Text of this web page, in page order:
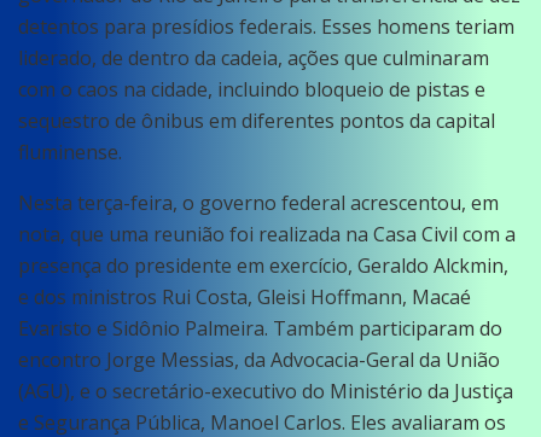
detentos para presídios federais. Esses homens teriam
liderado, de dentro da cadeia, ações que culminaram
com o caos na cidade, incluindo bloqueio de pistas e
sequestro de ônibus em diferentes pontos da capital
fluminense.
Nesta terça-feira, o governo federal acrescentou, em
nota, que uma reunião foi realizada na Casa Civil com a
presença do presidente em exercício, Geraldo Alckmin,
e dos ministros Rui Costa, Gleisi Hoffmann, Macaé
Evaristo e Sidônio Palmeira. Também participaram do
encontro Jorge Messias, da Advocacia-Geral da União
(AGU), e o secretário-executivo do Ministério da Justiça
e Segurança Pública, Manoel Carlos. Eles avaliaram os